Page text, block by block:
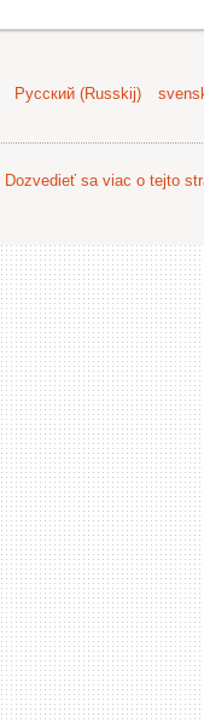
Русский (Russkij)
Dozvedieť sa viac o tejto